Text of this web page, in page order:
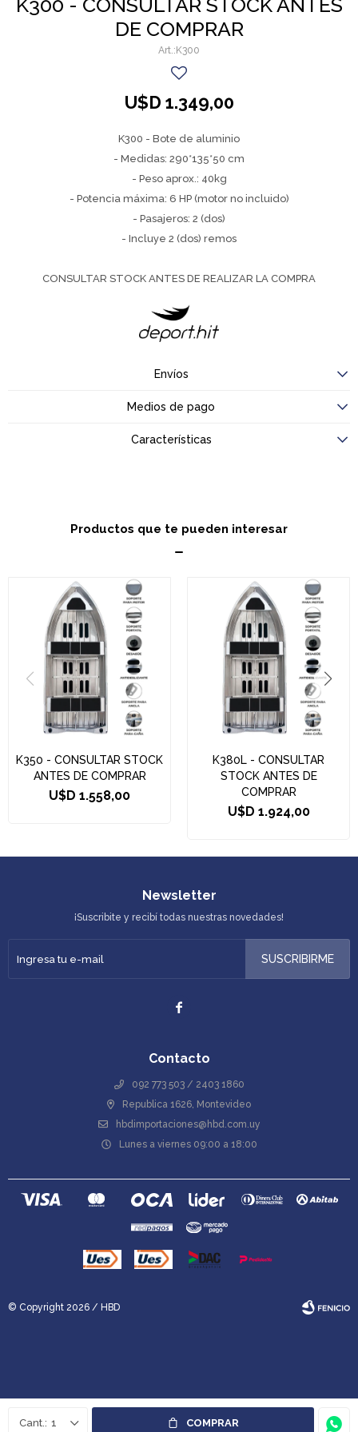
K300 - CONSULTAR STOCK ANTES
DE COMPRAR
K300
U$D 1.349,00
K300 - Bote de aluminio
- Medidas: 290*135*50 cm
- Peso aprox.: 40kg
- Potencia máxima: 6 HP (motor no incluido)
- Pasajeros: 2 (dos)
- Incluye 2 (dos) remos
CONSULTAR STOCK ANTES DE REALIZAR LA COMPRA
1 COMPRAR
Envíos
Medios de pago
Características
Productos que te pueden interesar
K350 - CONSULTAR STOCK
ANTES DE COMPRAR
U$D 1.558,00
K380L - CONSULTAR
STOCK ANTES DE
COMPRAR
U$D 1.924,00
Contacto
092 773 503 / 2403 1860
Republica 1626, Montevideo
hbdimportaciones@hbd.com.uy
Lunes a viernes 09:00 a 18:00
Newsletter
¡Suscribite y recibí todas nuestras novedades!
SUSCRIBIRME

© Copyright 2026 / HBD
Fenicio